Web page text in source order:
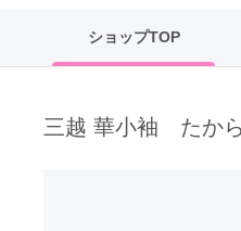
和歌山県(36)
ショップTOP
三越 華小袖 たか